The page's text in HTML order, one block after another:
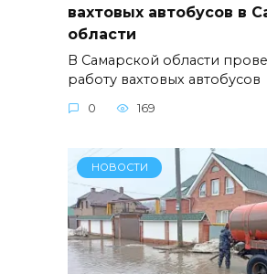
вахтовых автобусов в
области
В Самарской области
работу вахтовых автобусов
0 169
НОВОСТИ